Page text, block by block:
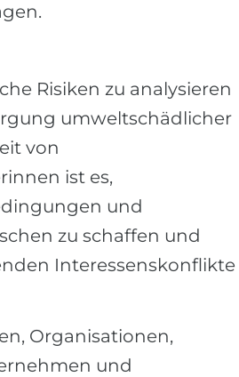
Risiken zu analysieren
umweltschädlicher
von
ist es,
und
zu schaffen und
Interessenskonflikte
Organisationen,
und